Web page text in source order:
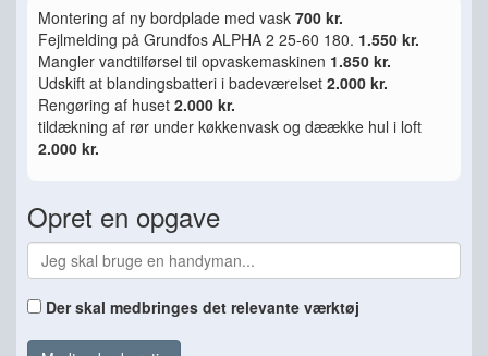
Montering af ny bordplade med vask 700 kr.
Fejlmelding på Grundfos ALPHA 2 25-60 180. 1.550 kr.
Mangler vandtilførsel til opvaskemaskinen 1.850 kr.
Udskift at blandingsbatteri i badeværelset 2.000 kr.
Rengøring af huset 2.000 kr.
tildækning af rør under køkkenvask og dæække hul i loft
2.000 kr.
Opret en opgave
Der skal medbringes det relevante værktøj